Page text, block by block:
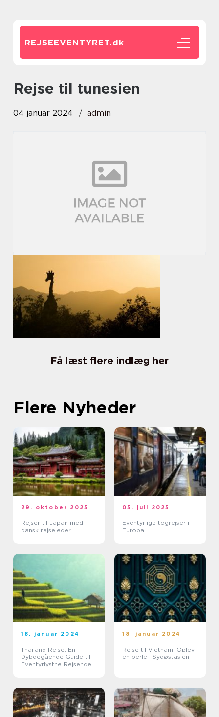
REJSEEVENTYRET.dk
rejse til tunesien
04 januar 2024 admin
Få læst flere indlæg her
Flere Nyheder
29. oktober 2025
Rejser til Japan med
dansk rejseleder
05. juli 2025
Eventyrlige togrejser i
Europa
18. januar 2024
Thailand Rejse: En
Dybdegående Guide til
Eventyrlystne Rejsende
18. januar 2024
Rejse til Vietnam: Oplev
en perle i Sydøstasien